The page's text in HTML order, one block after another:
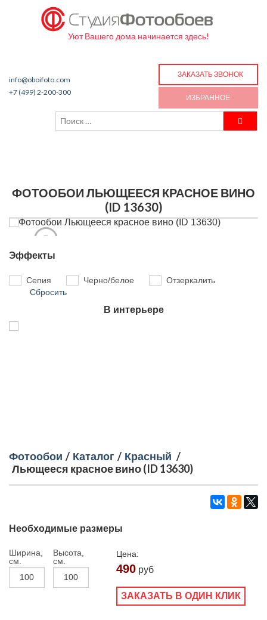
Уют Вашего дома начинается здесь!
info@oboifoto.com
+7 (499) 2-200-300
ЗАКАЗАТЬ ЗВОНОК
ИЗБРАННОЕ
ФОТООБОИ ЛЬЮЩЕЕСЯ КРАСНОЕ ВИНО
(ID 13630)
Эффекты
Сепия Черно/белое
Отзеркалить
Сбросить
В интерьере
Фотообои / Каталог / Красный /
Льющееся красное вино (ID 13630)
Необходимые размеры
Ширина,
см.
Высота,
см.
Цена:
490 руб
ЗАКАЗАТЬ В ОДИН КЛИК